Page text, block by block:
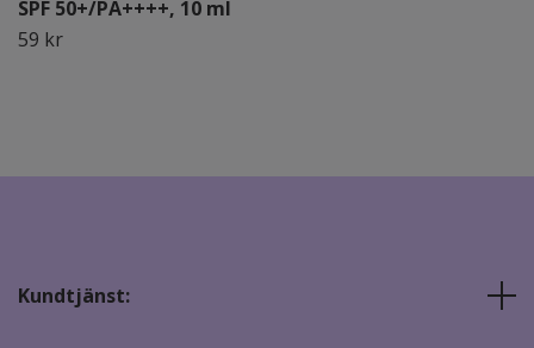
SPF 50+/PA++++, 10 ml
59 kr
Kundtjänst: